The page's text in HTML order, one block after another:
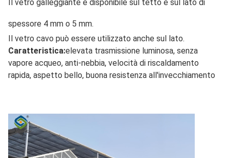
Il vetro galleggiante è disponibile sul tetto e sul lato di
spessore 4 mm o 5 mm.
Il vetro cavo può essere utilizzato anche sul lato.
Caratteristica:elevata trasmissione luminosa, senza
vapore acqueo, anti-nebbia, velocità di riscaldamento
rapida, aspetto bello, buona resistenza all'invecchiamento